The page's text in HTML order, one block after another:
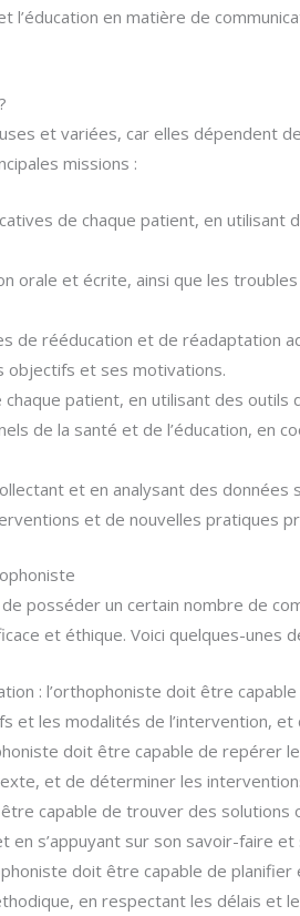
l’éducation en matière de
et variées, car elles dépendent
missions :
de chaque patient, en
orale et écrite, ainsi que les
rééducation et de réadaptation
objectifs et ses motivations.
patient, en utilisant des outils
de la santé et de l’éducation, en
et en analysant des
et de nouvelles pratiques
posséder un certain nombre de
et éthique. Voici quelques-unes
: l’orthophoniste doit être
et les modalités de l’intervention,
doit être capable de
et de déterminer les
capable de trouver des
s’appuyant sur son savoir-faire et
doit être capable de
en respectant les délais et